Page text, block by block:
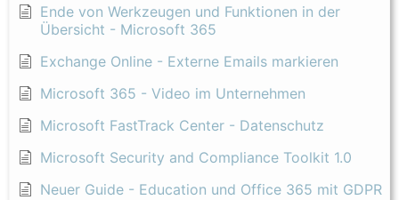
Ende von Werkzeugen und Funktionen in der
Übersicht - Microsoft 365
Exchange Online - Externe Emails markieren
Microsoft 365 - Video im Unternehmen
Microsoft FastTrack Center - Datenschutz
Microsoft Security and Compliance Toolkit 1.0
Neuer Guide - Education und Office 365 mit GDPR